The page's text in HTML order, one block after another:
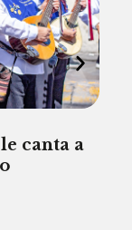
canta a